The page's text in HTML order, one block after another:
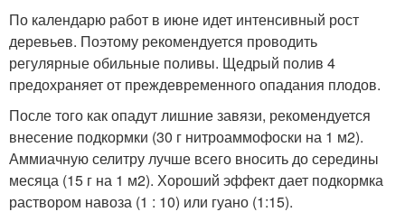
По календарю работ в июне идет интенсивный рост
деревьев. Поэтому рекомендуется проводить
регулярные обильные поливы. Щедрый полив 4
предохраняет от преждевременного опадания плодов.
После того как опадут лишние завязи, рекомендуется
внесение подкормки (30 г нитроаммофоски на 1 м2).
Аммиачную селитру лучше всего вносить до середины
месяца (15 г на 1 м2). Хороший эффект дает подкормка
раствором навоза (1 : 10) или гуано (1:15).